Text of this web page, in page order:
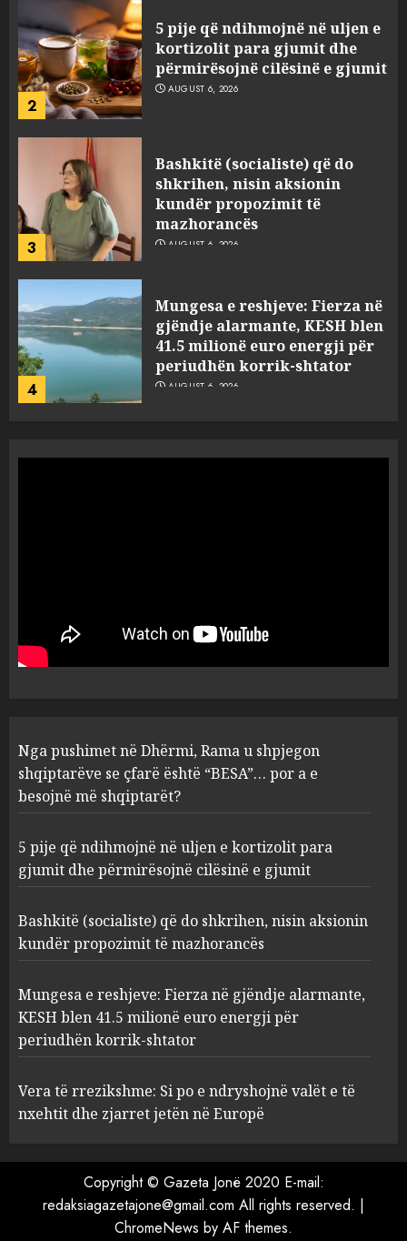
2
5 pije që ndihmojnë në uljen e
kortizolit para gjumit dhe
përmirësojnë cilësinë e gjumit
AUGUST 6, 2026
3
Bashkitë (socialiste) që do
shkrihen, nisin aksionin
kundër propozimit të
mazhorancës
AUGUST 6, 2026
4
Mungesa e reshjeve: Fierza në
gjëndje alarmante, KESH blen
41.5 milionë euro energji për
periudhën korrik-shtator
AUGUST 6, 2026
Vera të rrezikshme: Si po e
1
se çfarë është “BESA”… por a e
besojnë më shqiptarët?
AUGUST 6, 2026
2
kortizolit para gjumit dhe
përmirësojnë cilësinë e gjumit
AUGUST 6, 2026
3
Bashkitë (socialiste) që do
shkrihen, nisin aksionin
kundër propozimit të
mazhorancës
AUGUST 6, 2026
4
Mungesa e reshjeve: Fierza në
gjëndje alarmante, KESH blen
41.5 milionë euro energji për
AUGUST 6, 2026
Vera të rrezikshme: Si po e
ndryshojnë valët e të nxehtit
dhe zjarret jetën në Europë
AUGUST 6, 2026
Nga pushimet në Dhërmi, Rama u shpjegon
shqiptarëve se çfarë është “BESA”… por a e
besojnë më shqiptarët?
5 pije që ndihmojnë në uljen e kortizolit para
gjumit dhe përmirësojnë cilësinë e gjumit
Bashkitë (socialiste) që do shkrihen, nisin aksionin
kundër propozimit të mazhorancës
Mungesa e reshjeve: Fierza në gjëndje alarmante,
KESH blen 41.5 milionë euro energji për
periudhën korrik-shtator
Vera të rrezikshme: Si po e ndryshojnë valët e të
nxehtit dhe zjarret jetën në Europë
Copyright © Gazeta Jonë 2020 E-mail:
redaksiagazetajone@gmail.com All rights reserved. |
ChromeNews by AF themes.